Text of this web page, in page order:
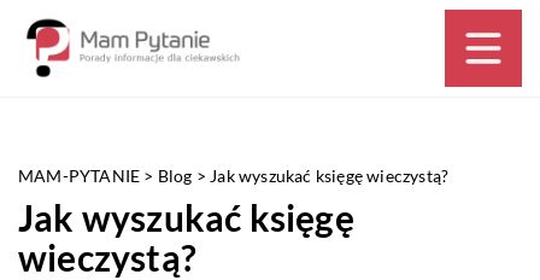
MAM-PYTANIE > Blog > Jak wyszukać księgę wieczystą?
Jak wyszukać księgę
wieczystą?